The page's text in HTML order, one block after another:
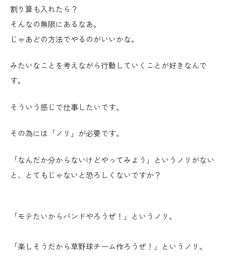
割り算も入れたら？
そんなの無限にあるなあ。
じゃあどの方法でやるのがいいかな。
みたいなことを考えながら行動していくことが好きなんで
す。
そういう感じで仕事したいです。
その為には「ノリ」が必要です。
「なんだか分からないけどやってみよう」というノリがない
と、とてもじゃないと恐ろしくないですか？
「モテたいからバンドやろうぜ！」というノリ。
「楽しそうだから草野球チーム作ろうぜ！」というノリ。